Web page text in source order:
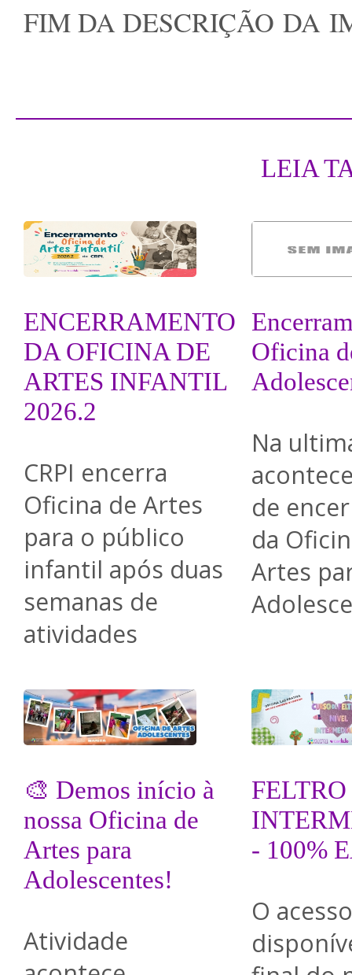
FIM DA DESCRIÇÃO DA
LEIA
ENCERRAMENTO
DA OFICINA DE
ARTES INFANTIL
2026.2
CRPI encerra
Oficina de Artes
para o público
infantil após duas
semanas de
atividades
Oficina
Na
de
da
Artes
🎨 Demos início à
nossa Oficina de
Artes para
Adolescentes!
Atividade
- 100%
O